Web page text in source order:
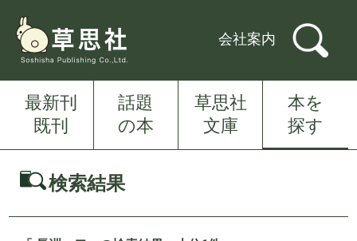
会社案内
最新刊
既刊
話題
の本
草思社
文庫
本を
探す
検索結果